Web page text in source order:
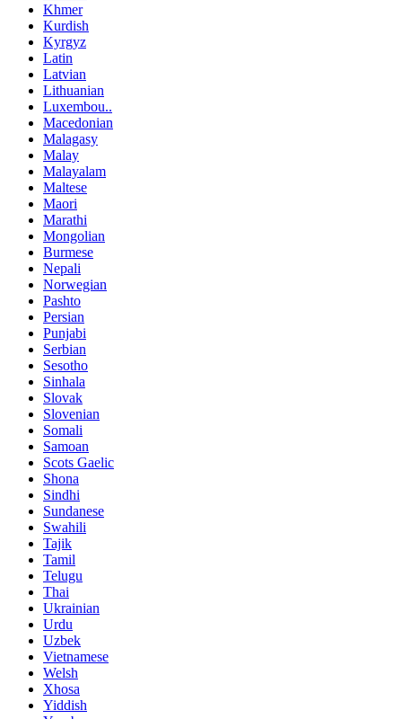
Khmer
Kurdish
Kyrgyz
Latin
Latvian
Lithuanian
Luxembou..
Macedonian
Malagasy
Malay
Malayalam
Maltese
Maori
Marathi
Mongolian
Burmese
Nepali
Norwegian
Pashto
Persian
Punjabi
Serbian
Sesotho
Sinhala
Slovak
Slovenian
Somali
Samoan
Scots Gaelic
Shona
Sindhi
Sundanese
Swahili
Tajik
Tamil
Telugu
Thai
Ukrainian
Urdu
Uzbek
Vietnamese
Welsh
Xhosa
Yiddish